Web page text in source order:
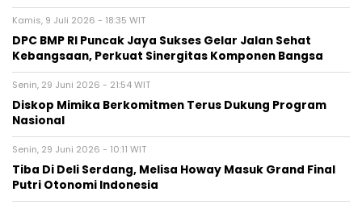
Kamis, 9 Juli 2026 - 18:35 WIT
DPC BMP RI Puncak Jaya Sukses Gelar Jalan Sehat
Kebangsaan, Perkuat Sinergitas Komponen Bangsa
Senin, 29 Juni 2026 - 21:54 WIT
Diskop Mimika Berkomitmen Terus Dukung Program
Nasional
Senin, 29 Juni 2026 - 10:11 WIT
Tiba Di Deli Serdang, Melisa Howay Masuk Grand Final
Putri Otonomi Indonesia